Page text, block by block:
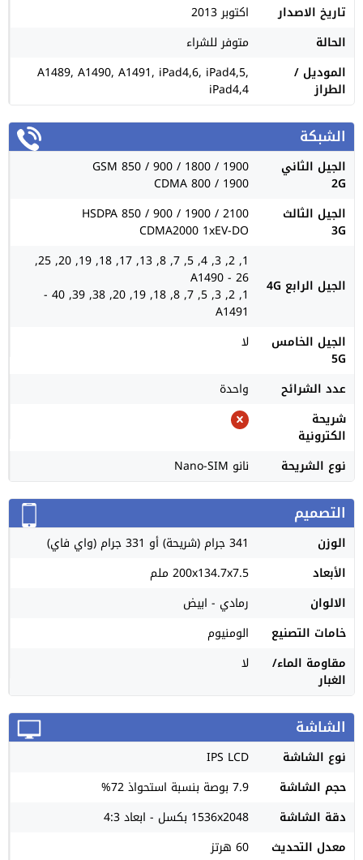
تاريخ الاصدار
اكتوبر 2013
الحالة
متوفر للشراء
الموديل /
الطراز
A1489, A1490, A1491, iPad4,6, iPad4,5,
iPad4,4
الشبكة
الجيل الثاني
2G
GSM 850 / 900 / 1800 / 1900
CDMA 800 / 1900
الجيل الثالث
3G
HSDPA 850 / 900 / 1900 / 2100
CDMA2000 1xEV-DO
الجيل الرابع 4G
1, 2, 3, 4, 5, 7, 8, 13, 17, 18, 19, 20, 25,
26 - A1490
1, 2, 3, 5, 7, 8, 18, 19, 20, 38, 39, 40 -
A1491
الجيل الخامس
5G
لا
عدد الشرائح
واحدة
شريحة
الكترونية
نوع الشريحة
نانو Nano-SIM
التصميم
الوزن
341 جرام (شريحة) أو 331 جرام (واي فاي)
الأبعاد
200x134.7x7.5 ملم
الالوان
رمادي - ابيض
خامات التصنيع
الومنيوم
مقاومة الماء/
الغبار
لا
الشاشة
نوع الشاشة
IPS LCD
حجم الشاشة
7.9 بوصة بنسبة استحواذ 72%
دقة الشاشة
1536x2048 بكسل - ابعاد 4:3
معدل التحديث
60 هرتز